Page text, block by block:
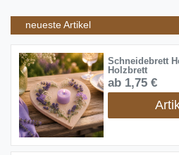
neueste Artikel
Schneidebrett
Holzbrett
ab 1,75 €